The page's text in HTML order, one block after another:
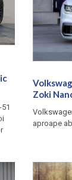
Zoki
aproape